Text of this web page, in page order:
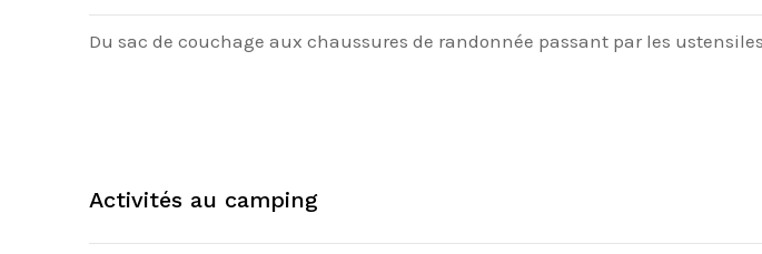
Du sac de couchage aux chaussures de randonnée passant par les
Activités au camping